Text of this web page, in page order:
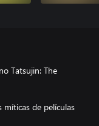
Tatsujin: The
míticas de películas